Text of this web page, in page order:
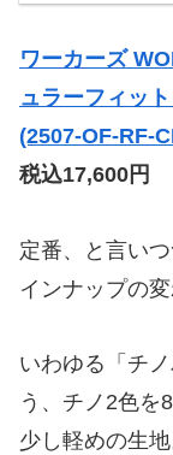
ワーカーズ
ュラーフィッ
(2507-OF-RF-
税込17,600円
定番、と言い
インナップの
いわゆる「チ
う、チノ2色を
少し軽めの生地